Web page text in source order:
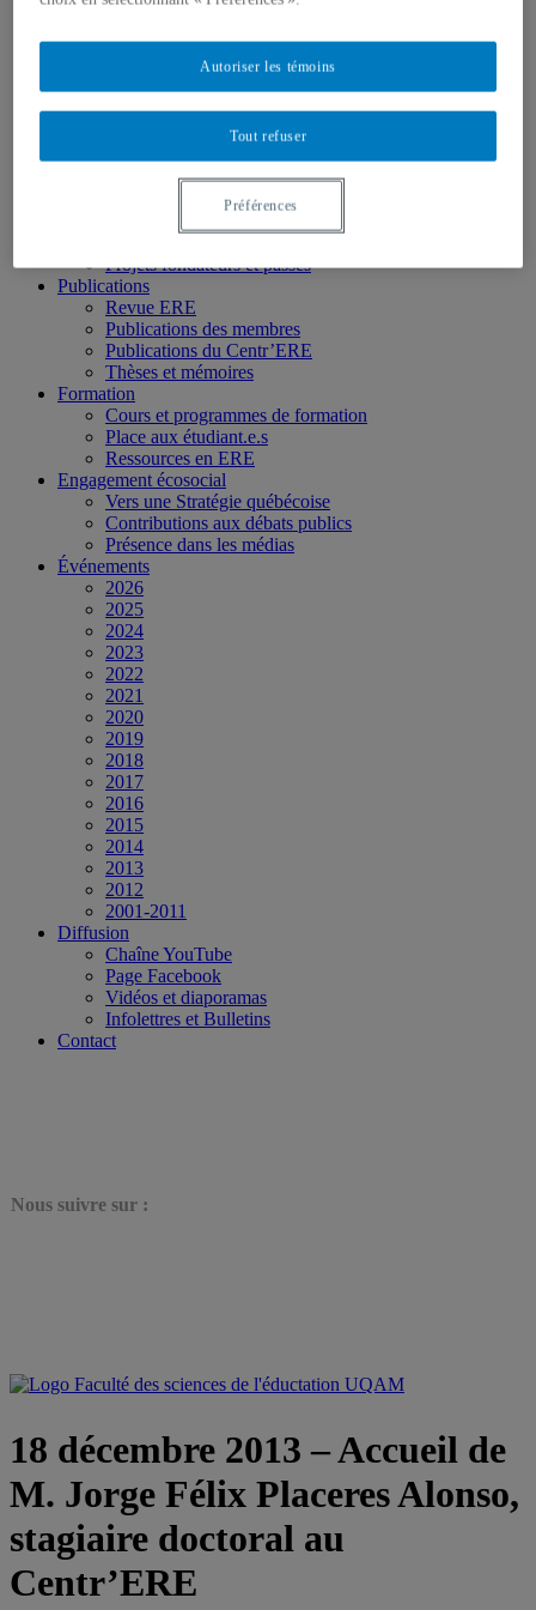
Chercheur.e.s associé.e.s
Étudiant.e.s
Partenaires
Personnel
Activités socio-scientifiques
Axes de recherche
2) Prismes socioculturels
3) Art et créativité
Projets fondateurs et passés
Publications
Revue ERE
Publications des membres
Publications du Centr’ERE
Thèses et mémoires
Formation
Cours et programmes de formation
Place aux étudiant.e.s
Ressources en ERE
Engagement écosocial
Vers une Stratégie québécoise
Contributions aux débats publics
Présence dans les médias
Événements
2026
2025
2024
2023
2022
2021
2020
2019
2018
2017
2016
2015
2014
2013
2012
2001-2011
Diffusion
Chaîne YouTube
Page Facebook
Vidéos et diaporamas
Infolettres et Bulletins
Contact
Nous suivre sur :
18 décembre 2013 – Accueil de
M. Jorge Félix Placeres Alonso,
stagiaire doctoral au
Centr’ERE
Tout refuser
Autoriser les témoins
Préférences